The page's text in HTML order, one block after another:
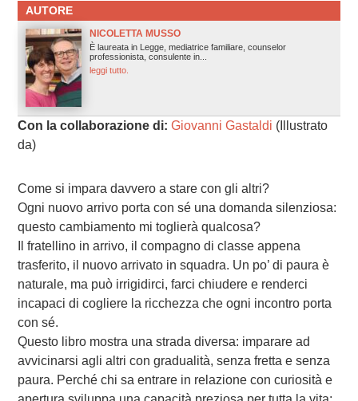
AUTORE
NICOLETTA MUSSO
È laureata in Legge, mediatrice familiare, counselor
professionista, consulente in...
leggi tutto.
Con la collaborazione di: Giovanni Gastaldi (Illustrato
da)
Come si impara davvero a stare con gli altri?
Ogni nuovo arrivo porta con sé una domanda silenziosa:
questo cambiamento mi toglierà qualcosa?
Il fratellino in arrivo, il compagno di classe appena
trasferito, il nuovo arrivato in squadra. Un po’ di paura è
naturale, ma può irrigidirci, farci chiudere e renderci
incapaci di cogliere la ricchezza che ogni incontro porta
con sé.
Questo libro mostra una strada diversa: imparare ad
avvicinarsi agli altri con gradualità, senza fretta e senza
paura. Perché chi sa entrare in relazione con curiosità e